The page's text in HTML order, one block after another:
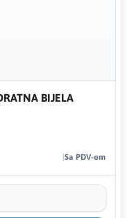
BIJELA
Sa PDV-om